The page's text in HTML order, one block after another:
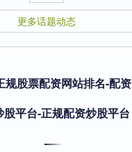
更多话题动态
规股票配资网站排名-配资
股平台-正规配资炒股平台